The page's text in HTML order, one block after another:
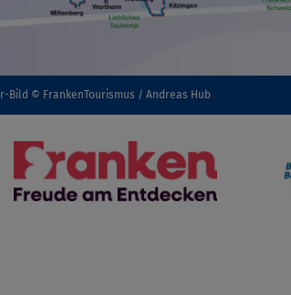
Bild © FrankenTourismus / Andreas Hub